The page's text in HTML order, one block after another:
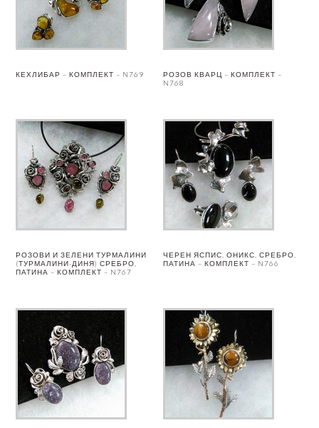
КЕХЛИБАР – КОМПЛЕКТ – N769
РОЗОВ КВАРЦ – КОМПЛЕКТ –
N768
РОЗОВИ И ЗЕЛЕНИ ТУРМАЛИНИ
(ТУРМАЛИНИ-ДИНЯ) СРЕБРО,
ПАТИНА – КОМПЛЕКТ – N767
ЧЕРЕН ЯСПИС, ОНИКС, СРЕБРО,
ПАТИНА – КОМПЛЕКТ – N766